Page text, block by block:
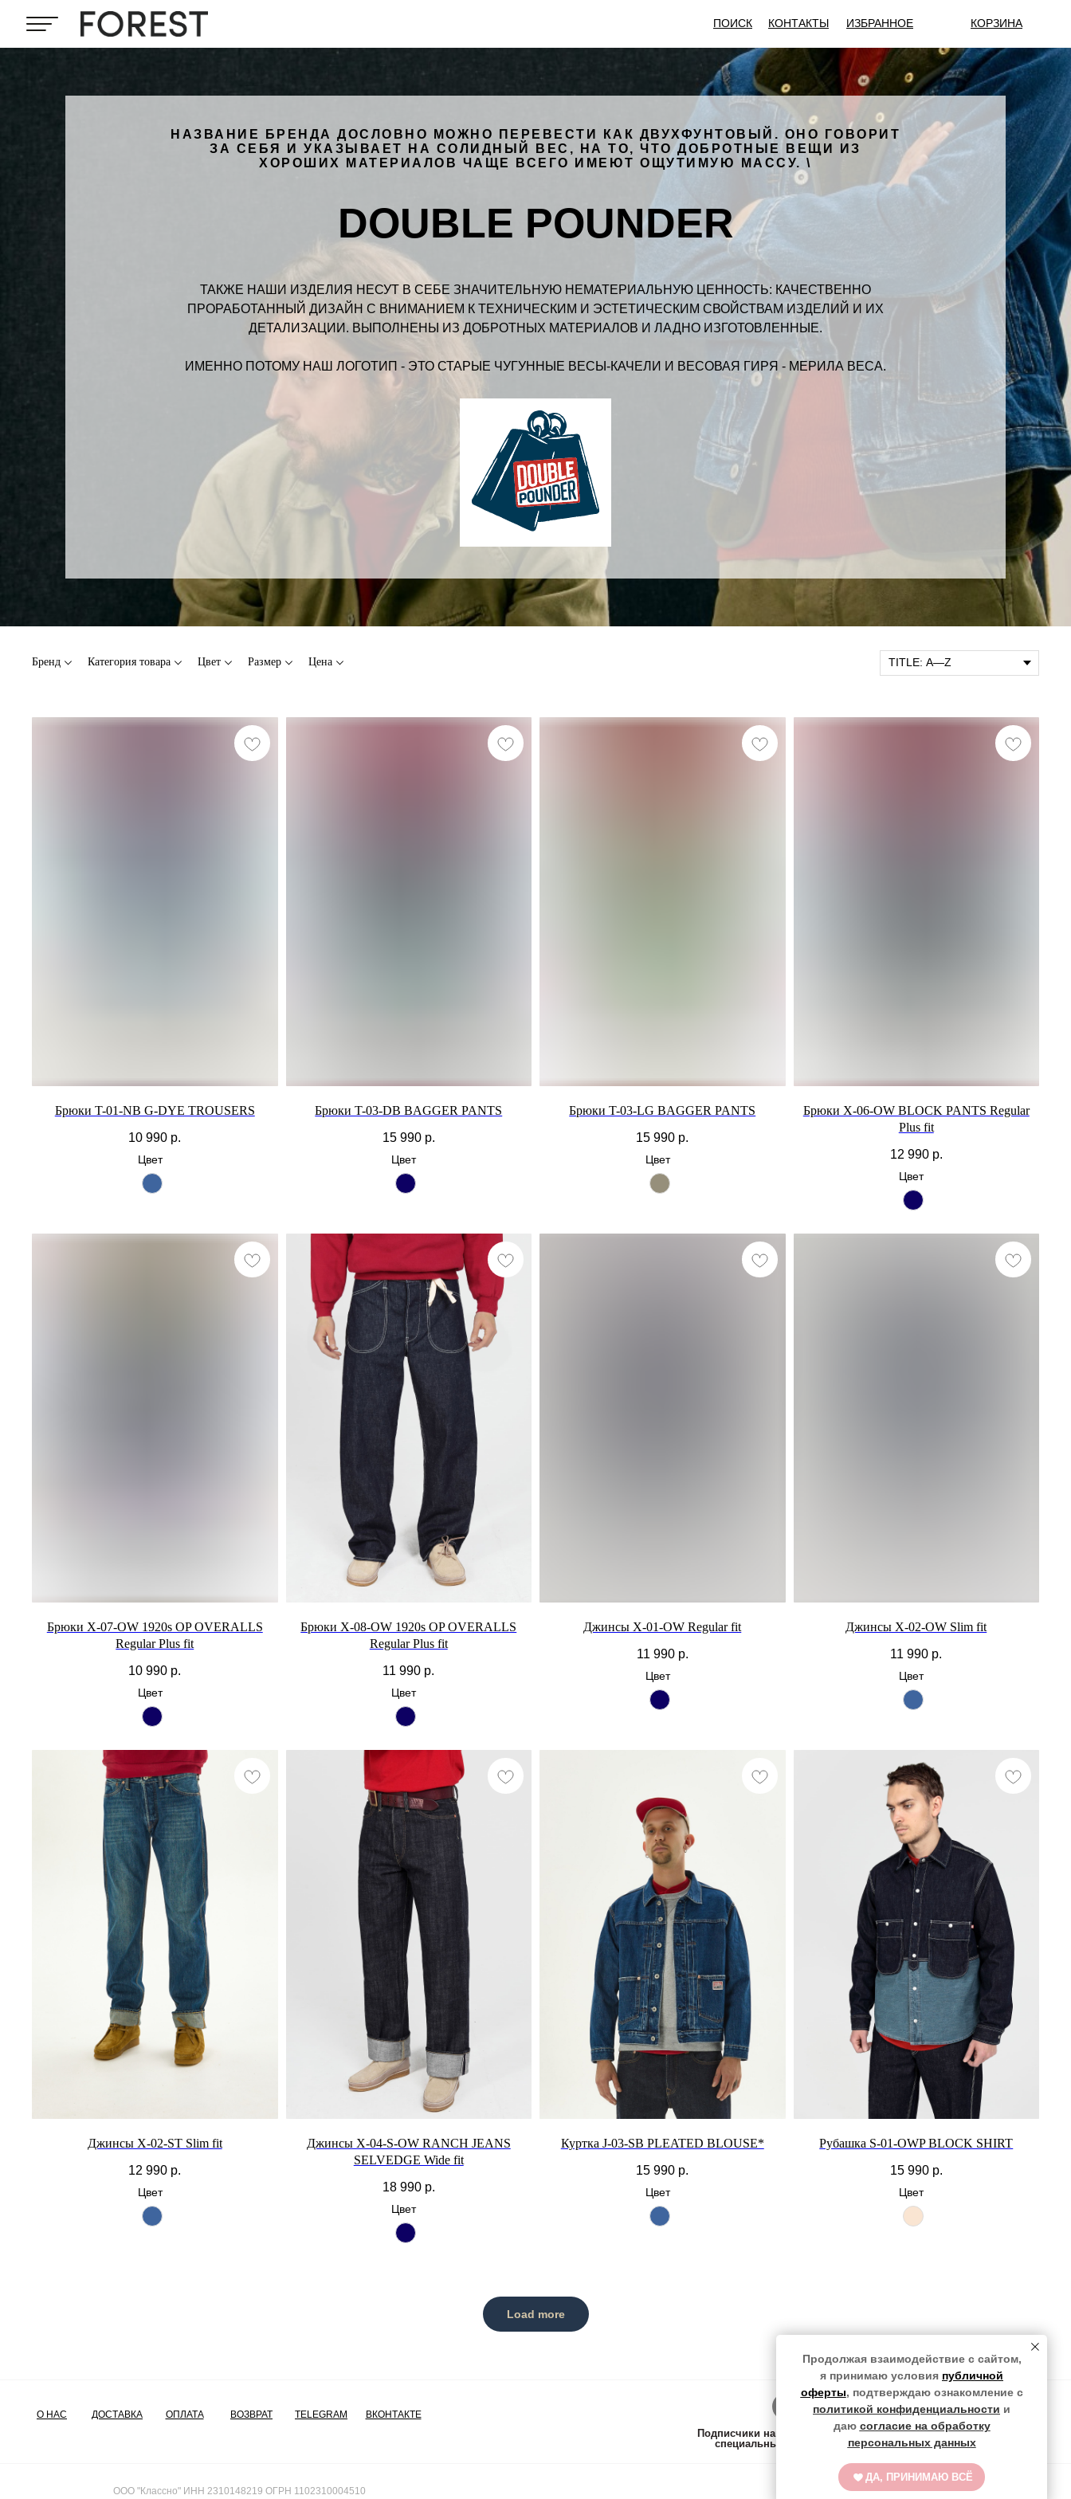
КОРЗИНА
ПОИСК КОНТАКТЫ ИЗБРАННОЕ
Продолжая взаимодействие с сайтом,
я принимаю условия публичной
оферты, подтверждаю ознакомление с
политикой конфиденциальности и
даю согласие на обработку
персональных данных
ДА, ПРИНИМАЮ ВСЁ
НАЗВАНИЕ БРЕНДА ДОСЛОВНО МОЖНО ПЕРЕВЕСТИ КАК ДВУХФУНТОВЫЙ. ОНО ГОВОРИТ
ЗА СЕБЯ И УКАЗЫВАЕТ НА СОЛИДНЫЙ ВЕС, НА ТО, ЧТО ДОБРОТНЫЕ ВЕЩИ ИЗ
ХОРОШИХ МАТЕРИАЛОВ ЧАЩЕ ВСЕГО ИМЕЮТ ОЩУТИМУЮ МАССУ. \
DOUBLE POUNDER
ТАКЖЕ НАШИ ИЗДЕЛИЯ НЕСУТ В СЕБЕ ЗНАЧИТЕЛЬНУЮ НЕМАТЕРИАЛЬНУЮ ЦЕННОСТЬ: КАЧЕСТВЕННО
ПРОРАБОТАННЫЙ ДИЗАЙН С ВНИМАНИЕМ К ТЕХНИЧЕСКИМ И ЭСТЕТИЧЕСКИМ СВОЙСТВАМ ИЗДЕЛИЙ И ИХ
ДЕТАЛИЗАЦИИ. ВЫПОЛНЕНЫ ИЗ ДОБРОТНЫХ МАТЕРИАЛОВ И ЛАДНО ИЗГОТОВЛЕННЫЕ.
ИМЕННО ПОТОМУ НАШ ЛОГОТИП - ЭТО СТАРЫЕ ЧУГУННЫЕ ВЕСЫ-КАЧЕЛИ И ВЕСОВАЯ ГИРЯ - МЕРИЛА ВЕСА.
Бренд Категория товара Цвет Размер Цена
Брюки T-01-NB G-DYE TROUSERS
10 990 р.
Цвет
Брюки T-03-DB BAGGER PANTS
15 990 р.
Цвет
Брюки T-03-LG BAGGER PANTS
15 990 р.
Цвет
Брюки X-06-OW BLOCK PANTS Regular
Plus fit
12 990 р.
Цвет
Брюки X-07-OW 1920s OP OVERALLS
Regular Plus fit
10 990 р.
Цвет
Брюки X-08-OW 1920s OP OVERALLS
Regular Plus fit
11 990 р.
Цвет
Джинсы X-01-OW Regular fit
11 990 р.
Цвет
Джинсы X-02-OW Slim fit
11 990 р.
Цвет
Джинсы X-02-ST Slim fit
12 990 р.
Цвет
Джинсы X-04-S-OW RANCH JEANS
SELVEDGE Wide fit
18 990 р.
Цвет
Куртка J-03-SB PLEATED BLOUSE*
15 990 р.
Цвет
Рубашка S-01-OWP BLOCK SHIRT
15 990 р.
Цвет
Load more
ДОСТАВКА ВОЗВРАТ
ОПЛАТА
О НАС ВКОНТАКТЕ
TELEGRAM
Подписаться
Подписчики нашего тг-канала в курсе всех новинок,
специальных предложений и жизни магазина
ООО "Классно" ИНН 2310148219 ОГРН 1102310004510